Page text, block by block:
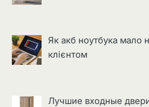
Як акб ноутбука мало
клієнтом
Лучшие входные